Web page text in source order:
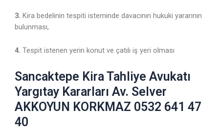
3. Kira bedelinin tespiti isteminde davacının hukuki yararının
bulunması,
4. Tespit istenen yerin konut ve çatılı iş yeri olması
Sancaktepe Kira Tahliye Avukatı
Yargıtay Kararları Av. Selver
AKKOYUN KORKMAZ 0532 641 47
40